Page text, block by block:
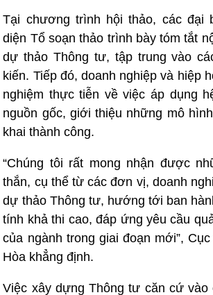
Tại chương trình hội thảo, các đại
diện Tổ soạn thảo trình bày tóm tắt
dự thảo Thông tư, tập trung vào
kiến. Tiếp đó, doanh nghiệp và hiệp
nghiệm thực tiễn về việc áp dụng
nguồn gốc, giới thiệu những mô
khai thành công.
“Chúng tôi rất mong nhận được
thắn, cụ thể từ các đơn vị, doanh
dự thảo Thông tư, hướng tới ban
tính khả thi cao, đáp ứng yêu cầu
của ngành trong giai đoạn mới”,
Hòa khẳng định.
Việc xây dựng Thông tư căn cứ vào